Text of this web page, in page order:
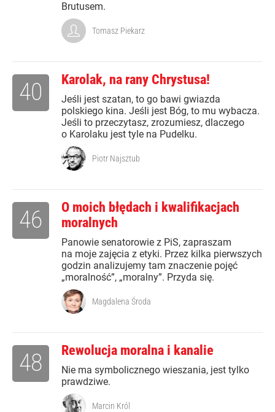
Brutusem.
Tomasz Piekarz
Karolak, na rany Chrystusa!
Jeśli jest szatan, to go bawi gwiazda
polskiego kina. Jeśli jest Bóg, to mu wybacza.
Jeśli to przeczytasz, zrozumiesz, dlaczego
o Karolaku jest tyle na Pudelku.
40
Piotr Najsztub
O moich błędach i kwalifikacjach
moralnych
Panowie senatorowie z PiS, zapraszam
na moje zajęcia z etyki. Przez kilka pierwszych
godzin analizujemy tam znaczenie pojęć
„moralność”, „moralny”. Przyda się.
46
Magdalena Środa
Rewolucja moralna i kanalie
Nie ma symbolicznego wieszania, jest tylko
prawdziwe.
48
Marcin Król